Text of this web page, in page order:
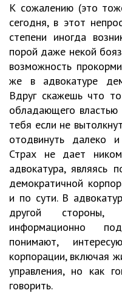
К сожалению (это
сегодня, в этот
степени иногда
порой даже некой
возможность
же в адвокатуре
Вдруг скажешь что
обладающего властью
тебя если не
отодвинуть далеко
Страх не дает
адвокатура, являясь
демократичной
и по сути. В
другой стороны,
информационно
понимают,
корпорации, включая
управления, но как
говорить.